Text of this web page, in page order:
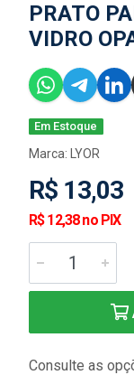
PRATO
VIDRO
Em Estoque
Marca: LYOR
R$ 13,03
R$ 12,38 no PIX
Consulte as